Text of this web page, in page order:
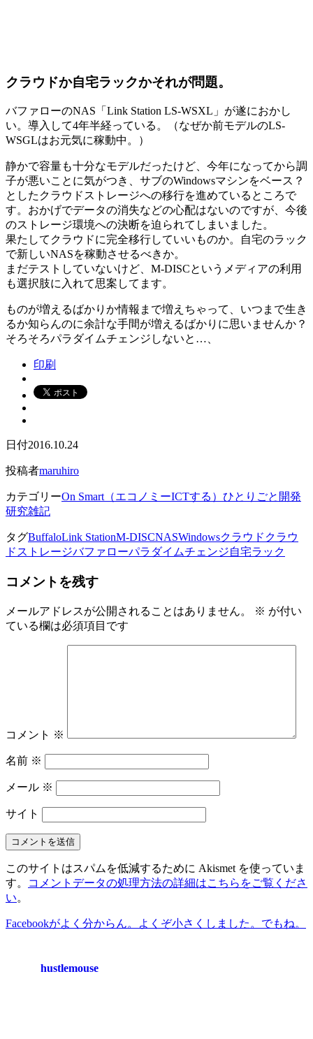
クラウドか自宅ラックかそれが問題。
バファローのNAS「Link Station LS-WSXL」が遂におかし
い。導入して4年半経っている。（なぜか前モデルのLS-
WSGLはお元気に稼動中。）
静かで容量も十分なモデルだったけど、今年になってから調
子が悪いことに気がつき、サブのWindowsマシンをベース？
としたクラウドストレージへの移行を進めているところで
す。おかげでデータの消失などの心配はないのですが、今後
のストレージ環境への決断を迫られてしまいました。
果たしてクラウドに完全移行していいものか。自宅のラック
で新しいNASを稼動させるべきか。
まだテストしていないけど、M-DISCというメディアの利用
も選択肢に入れて思案してます。
ものが増えるばかりか情報まで増えちゃって、いつまで生き
るか知らんのに余計な手間が増えるばかりに思いませんか？
そろそろパラダイムチェンジしないと…、
印刷
日付2016.10.24
投稿者maruhiro
カテゴリーOn Smart（エコノミーICTする） ひとりごと 開発
研究雑記
タグBuffaloLink StationM-DISCNASWindowsクラウド クラウ
ドストレージバファローパラダイムチェンジ自宅ラック
コメントを残す
メールアドレスが公開されることはありません。 ※ が付い
ている欄は必須項目です
コメント ※
名前 ※
メール ※
サイト
このサイトはスパムを低減するために Akismet を使っていま
す。
コメントデータの処理方法の詳細はこちらをご覧くださ
い。
Facebookがよく分からん。 よくぞ小さくしました。でもね。
hustlemouse